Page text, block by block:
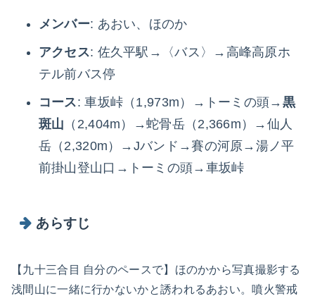
メンバー: あおい、ほのか
アクセス: 佐久平駅→〈バス〉→高峰高原ホ
テル前バス停
コース : 車坂峠（1,973m）→トーミの頭→ 黒
斑山 （2,404m）→蛇骨岳（2,366m）→仙人
岳（2,320m）→Jバンド→賽の河原→湯ノ平
前掛山登山口→トーミの頭→車坂峠
あらすじ
【九十三合目 自分のペースで】ほのかから写真撮影する
浅間山に一緒に行かないかと誘われるあおい。噴火警戒